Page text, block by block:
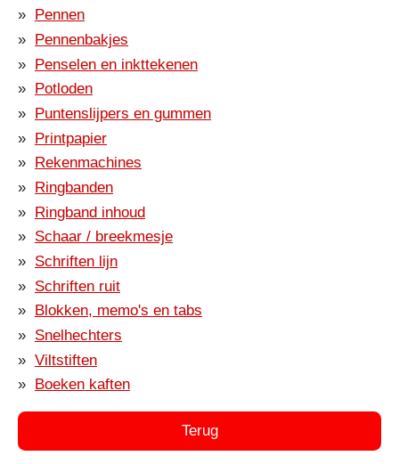
Pennen
Pennenbakjes
Penselen en inkttekenen
Potloden
Puntenslijpers en gummen
Printpapier
Rekenmachines
Ringbanden
Ringband inhoud
Schaar / breekmesje
Schriften lijn
Schriften ruit
Blokken, memo's en tabs
Snelhechters
Viltstiften
Boeken kaften
Terug